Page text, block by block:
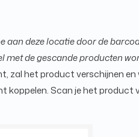
aan deze locatie door de
met de gescande producten
zal het product verschijnen
koppelen. Scan je het product